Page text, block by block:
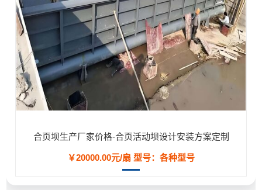
合页坝生产厂家价格-合页活动坝设计安装方案定制
￥20000.00元/扇 型号：各种型号